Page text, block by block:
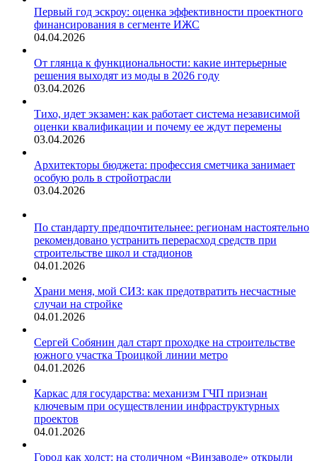
Первый год эскроу: оценка эффективности проектного
финансирования в сегменте ИЖС
04.04.2026
От глянца к функциональности: какие интерьерные
решения выходят из моды в 2026 году
03.04.2026
Тихо, идет экзамен: как работает система независимой
оценки квалификации и почему ее ждут перемены
03.04.2026
Архитекторы бюджета: профессия сметчика занимает
особую роль в стройотрасли
03.04.2026
По стандарту предпочтительнее: регионам настоятельно
рекомендовано устранить перерасход средств при
строительстве школ и стадионов
04.01.2026
Храни меня, мой СИЗ: как предотвратить несчастные
случаи на стройке
04.01.2026
Сергей Собянин дал старт проходке на строительстве
южного участка Троицкой линии метро
04.01.2026
Каркас для государства: механизм ГЧП признан
ключевым при осуществлении инфраструктурных
проектов
04.01.2026
Город как холст: на столичном «Винзаводе» открыли